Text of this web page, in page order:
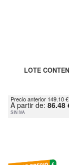
LOTE
Precio anterior 149.10 €
A partir de: 86.48
SIN IVA